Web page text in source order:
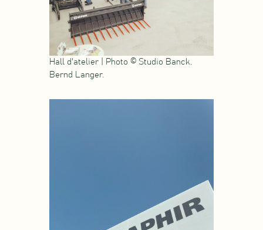
Hall d'atelier | Photo © Studio Banck,
Bernd Langer.